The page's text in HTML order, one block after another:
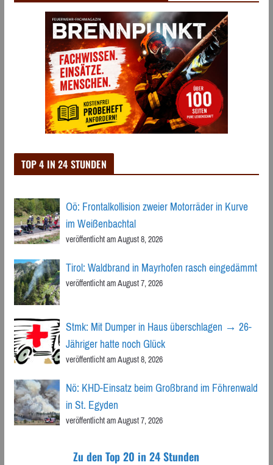
TOP 4 IN 24 STUNDEN
Oö: Frontalkollision zweier Motorräder in Kurve
im Weißenbachtal
veröffentlicht am August 8, 2026
Tirol: Waldbrand in Mayrhofen rasch eingedämmt
veröffentlicht am August 7, 2026
Stmk: Mit Dumper in Haus überschlagen → 26-
Jähriger hatte noch Glück
veröffentlicht am August 8, 2026
Nö: KHD-Einsatz beim Großbrand im Föhrenwald
in St. Egyden
veröffentlicht am August 7, 2026
Zu den Top 20 in 24 Stunden